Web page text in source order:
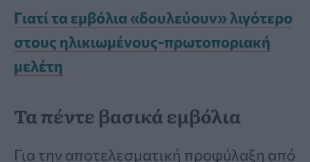
Γιατί τα εμβόλια «δουλεύουν» λιγότερο
στους ηλικιωμένους-πρωτοποριακή
μελέτη
Τα πέντε βασικά εμβόλια
Για την αποτελεσματική προφύλαξη από